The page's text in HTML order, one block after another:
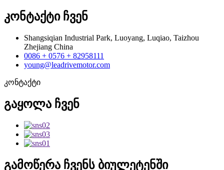
კონტაქტიჩვენ
Shangsiqian Industrial Park, Luoyang, Luqiao, Taizhou
Zhejiang China
0086 + 0576 + 82958111
young@leadrivemotor.com
კონტაქტი
გაყოლა ჩვენ
გამოწერა ჩვენს ბიულეტენში